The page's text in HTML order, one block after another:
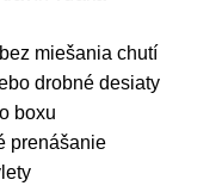
miešania chutí
drobné desiaty
boxu
prenášanie